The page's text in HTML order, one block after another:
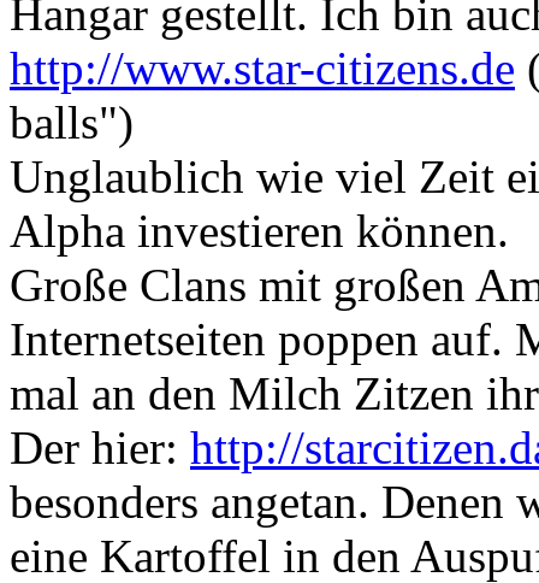
Hangar gestellt. Ich bin
http://www.star-citizens.de
balls")
Unglaublich wie viel Zeit
Alpha investieren können.
Große Clans mit großen
Internetseiten poppen auf.
mal an den Milch Zitzen
Der hier: http://
besonders angetan.
eine Kartoffel in den